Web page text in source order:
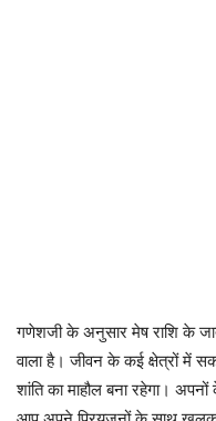
गणेशजी के अनुसार मेष राशि के
वाला है। जीवन के कई क्षेत्रों में
शांति का माहौल बना रहेगा।